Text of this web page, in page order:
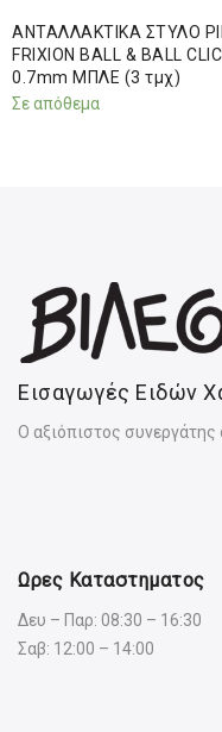
ΑΝΤΑΛΛΑΚΤΙΚΑ ΣΤΥΛΟ
FRIXION BALL & BALL
0.7mm ΜΠΛΕ (3 τμχ)
Σε απόθεμα
Εισαγωγές Ειδών
Ο αξιόπιστος συνεργάτης
Ωρες Καταστηματος
Δευ – Παρ: 08:30 – 16:30
Σαβ: 12:00 – 14:00